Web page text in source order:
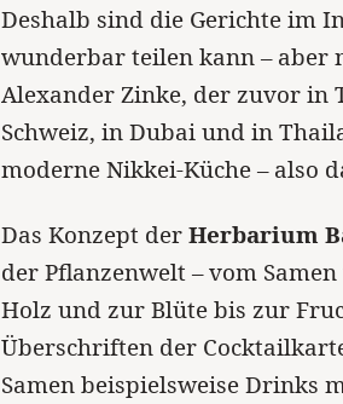
Deshalb sind die Gerichte im
wunderbar teilen kann – aber
Alexander Zinke, der zuvor in
Schweiz, in Dubai und in
moderne Nikkei-Küche – also
Das Konzept derHerbarium
der Pflanzenwelt – vom
Holz und zur Blüte bis zur
Überschriften der
Samen beispielsweise Drinks